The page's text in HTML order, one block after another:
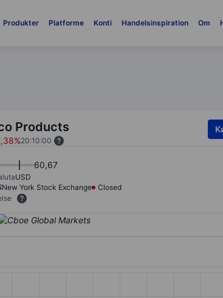
Produkter Platforme Konti Handelsinspiration Om
Products
20:10:00
60,67
USD
New York Stock Exchange
Closed